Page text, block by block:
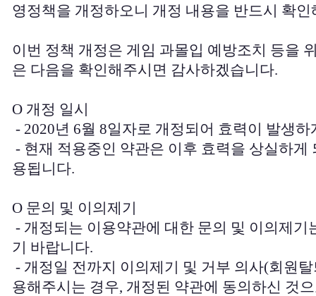
영정책을 개정하오니 개정 내용을 반드시 확
이번 정책 개정은 게임 과몰입 예방조치 등을
은 다음을 확인해주시면 감사하겠습니다.
O 개정 일시
- 2020년 6월 8일자로 개정되어 효력이 발생하
- 현재 적용중인 약관은 이후 효력을 상실하게
용됩니다.
O 문의 및 이의제기
- 개정되는 이용약관에 대한 문의 및 이의제기
기 바랍니다.
- 개정일 전까지 이의제기 및 거부 의사(회원
용해주시는 경우, 개정된 약관에 동의하신 것